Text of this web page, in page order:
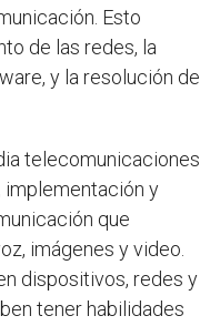
Esto
de las redes, la
y la resolución de
telecomunicaciones
implementación y
que
imágenes y video.
dispositivos, redes y
tener habilidades